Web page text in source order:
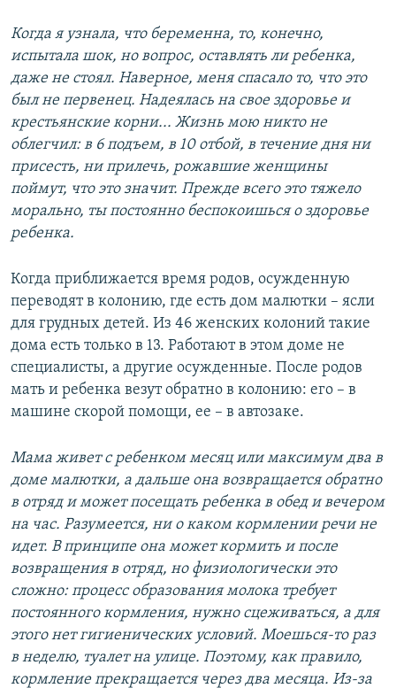
Когда я узнала, что беременна, то, конечно,
испытала шок, но вопрос, оставлять ли ребенка,
даже не стоял. Наверное, меня спасало то, что это
был не первенец. Надеялась на свое здоровье и
крестьянские корни... Жизнь мою никто не
облегчил: в 6 подъем, в 10 отбой, в течение дня ни
присесть, ни прилечь, рожавшие женщины
поймут, что это значит. Прежде всего это тяжело
морально, ты постоянно беспокоишься о здоровье
ребенка.
Когда приближается время родов, осужденную
переводят в колонию, где есть дом малютки – ясли
для грудных детей. Из 46 женских колоний такие
дома есть только в 13. Работают в этом доме не
специалисты, а другие осужденные. После родов
мать и ребенка везут обратно в колонию: его – в
машине скорой помощи, ее – в автозаке.
Мама живет с ребенком месяц или максимум два в
доме малютки, а дальше она возвращается обратно
в отряд и может посещать ребенка в обед и вечером
на час. Разумеется, ни о каком кормлении речи не
идет. В принципе она может кормить и после
возвращения в отряд, но физиологически это
сложно: процесс образования молока требует
постоянного кормления, нужно сцеживаться, а для
этого нет гигиенических условий. Моешься-то раз
в неделю, туалет на улице. Поэтому, как правило,
кормление прекращается через два месяца. Из-за